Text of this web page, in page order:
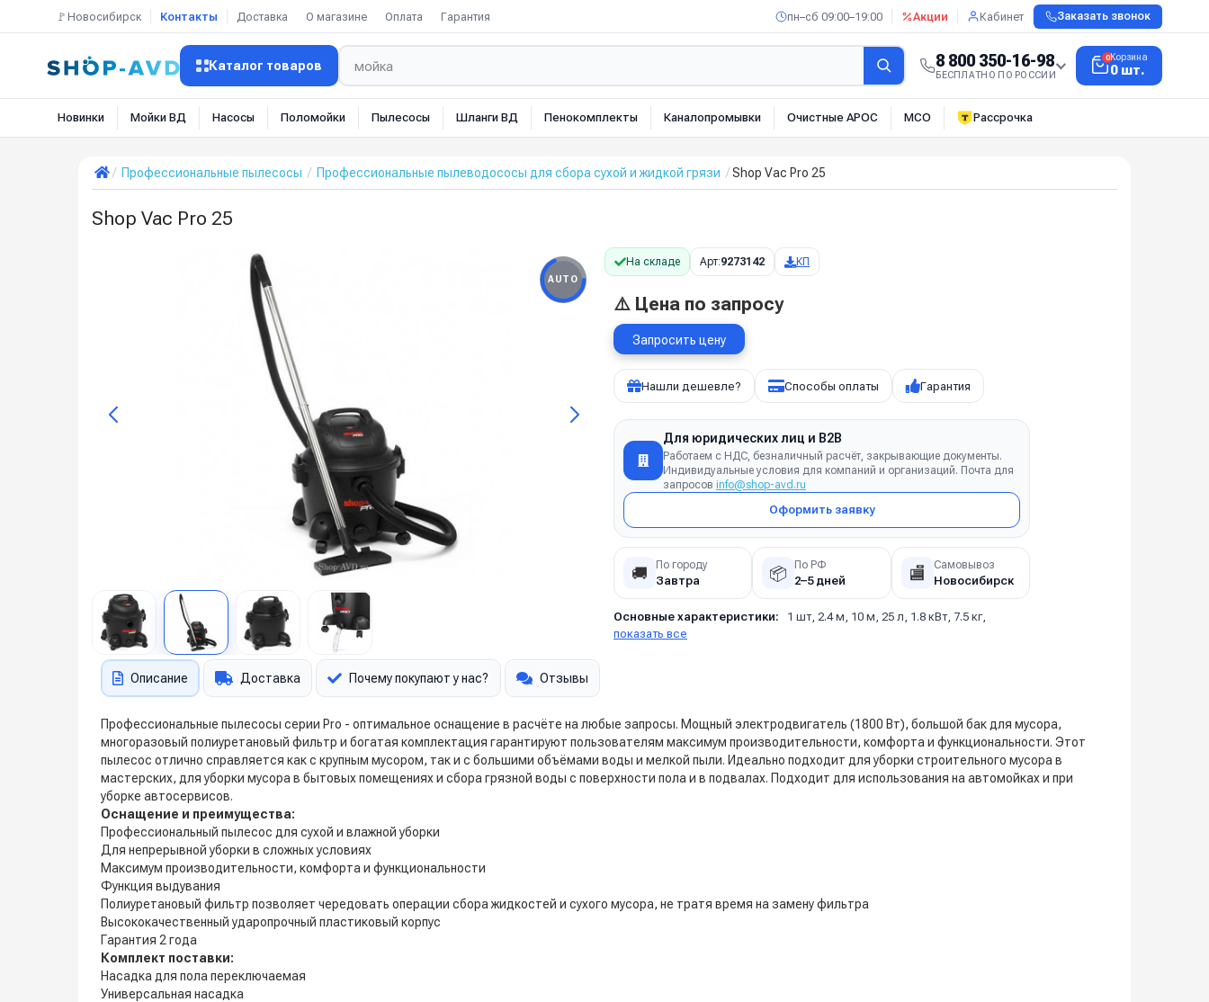
🚩Новосибирск Контакты Доставка О магазине Оплата Гарантия пн–сб 09:00–19:00 Акции Кабинет Заказать звонок
Каталог товаров 8 800 350-16-98
БЕСПЛАТНО ПО РОССИИ
0Корзина
0 шт.
Новинки Мойки ВД Насосы Поломойки Пылесосы Шланги ВД Пенокомплекты Каналопромывки Очистные АРОС МСО Рассрочка
Профессиональные пылесосы Профессиональные пылеводососы для сбора сухой и жидкой грязи Shop Vac Pro 25
Shop Vac Pro 25
AUTO
На складе Арт:9273142 КП
⚠️ Цена по запросу
Запросить цену
Нашли дешевле? Способы оплаты Гарантия
Для юридических лиц и B2B
Работаем с НДС, безналичный расчёт, закрывающие документы.
Индивидуальные условия для компаний и организаций. Почта для
запросов info@shop-avd.ru
Оформить заявку
🚚 По городу
Завтра 📦 По РФ
2–5 дней 🏬 Самовывоз
Новосибирск
Основные характеристики:
1 шт, 2.4 м, 10 м, 25 л, 1.8 кВт, 7.5 кг,
показать все
Описание Доставка Почему покупают у нас? Отзывы
Профессиональные пылесосы серии Pro - оптимальное оснащение в расчёте на любые запросы. Мощный электродвигатель (1800 Вт), большой бак для мусора,
многоразовый полиуретановый фильтр и богатая комплектация гарантируют пользователям максимум производительности, комфорта и функциональности. Этот
пылесос отлично справляется как с крупным мусором, так и с большими объёмами воды и мелкой пыли. Идеально подходит для уборки строительного мусора в
мастерских, для уборки мусора в бытовых помещениях и сбора грязной воды с поверхности пола и в подвалах. Подходит для использования на автомойках и при
уборке автосервисов.
Оснащение и преимущества:
Профессиональный пылесос для сухой и влажной уборки
Для непрерывной уборки в сложных условиях
Максимум производительности, комфорта и функциональности
Функция выдувания
Полиуретановый фильтр позволяет чередовать операции сбора жидкостей и сухого мусора, не тратя время на замену фильтра
Высококачественный ударопрочный пластиковый корпус
Гарантия 2 года
Комплект поставки:
Насадка для пола переключаемая
Универсальная насадка